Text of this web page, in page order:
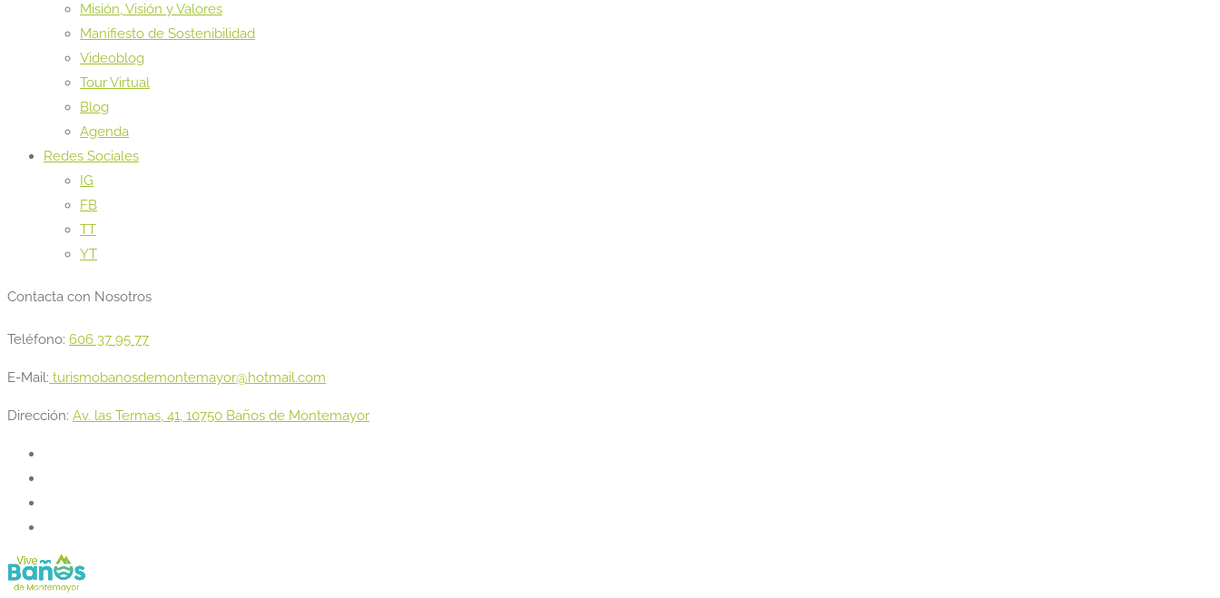
Misión, Visión y Valores
Manifiesto de Sostenibilidad
Videoblog
Tour Virtual
Blog
Agenda
Redes Sociales
IG
FB
TT
YT
Contacta con Nosotros
Teléfono: 606 37 95 77
E-Mail: turismobanosdemontemayor@hotmail.com
Dirección: Av. las Termas, 41, 10750 Baños de Montemayor